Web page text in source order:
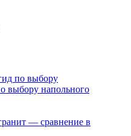
выбору напольного